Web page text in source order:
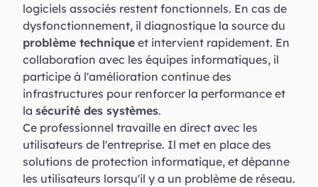
logiciels associés restent fonctionnels. En cas de
dysfonctionnement, il diagnostique la source du
problème technique et intervient rapidement. En
collaboration avec les équipes informatiques, il
participe à l'amélioration continue des
infrastructures pour renforcer la performance et
la sécurité des systèmes.
Ce professionnel travaille en direct avec les
utilisateurs de l'entreprise. Il met en place des
solutions de protection informatique, et dépanne
les utilisateurs lorsqu'il y a un problème de réseau.